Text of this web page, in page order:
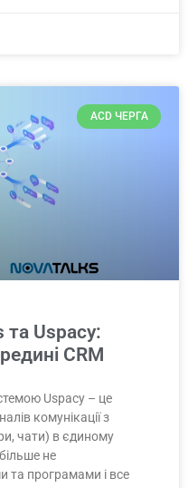
ACD ЧЕРГА
та Uspacy:
CRM
Uspacy – це
комунікації з
чати) в єдиному
не
та програмами і все